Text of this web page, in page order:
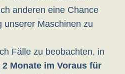
anderen eine Chance
unserer Maschinen zu
Fälle zu beobachten, in
2 Monate im Voraus für